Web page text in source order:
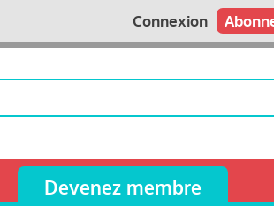
Connexion
Devenez membre